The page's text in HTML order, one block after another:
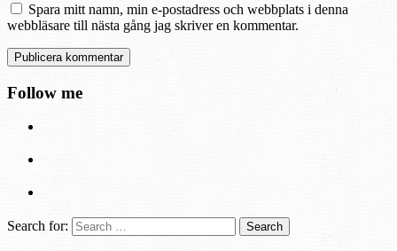
Spara mitt namn, min e-postadress och webbplats i denna
webbläsare till nästa gång jag skriver en kommentar.
Follow me
Search for: